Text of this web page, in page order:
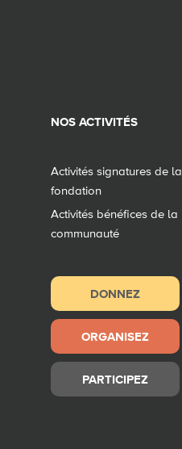
NOS ACTIVITÉS
Activités signatures de la
fondation
Activités bénéfices de la
communauté
DONNEZ
ORGANISEZ
PARTICIPEZ